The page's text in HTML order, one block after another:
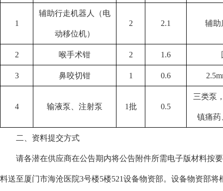
1
辅助行走机器人（电
动移位机）
2 2.1 辅助
2 喉手术钳 2 1.6
3 鼻咬切钳 1 0.6
4 输液泵、注射泵 1批 0.5
三类泵
镇痛药
二、 资料提交方式
请各潜在供应商在公告期内将公告附件所需电子版材料按
料送至厦门市海沧医院3号楼5楼521设备物资部。设备物资部将